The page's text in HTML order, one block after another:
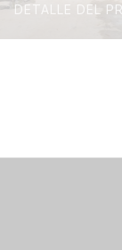
DETALLE DEL